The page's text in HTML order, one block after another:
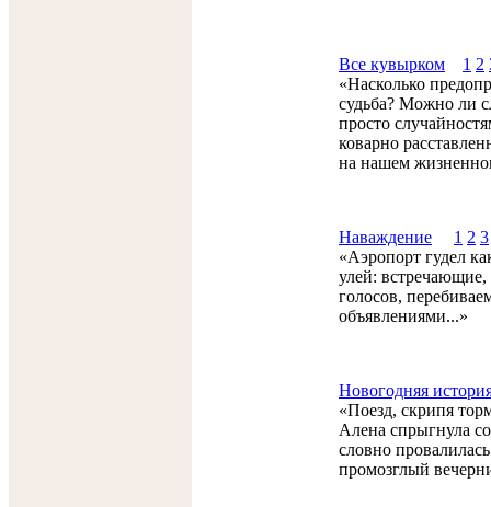
Все кувырком 1 2
«Насколько
судьба? Можно ли
просто
коварно
на нашем
Наваждение 1 2 3
«Аэропорт гудел
улей:
голосов,
объявлениями...»
Новогодняя
«Поезд, скрипя
Алена спрыгнула
словно
промозглый